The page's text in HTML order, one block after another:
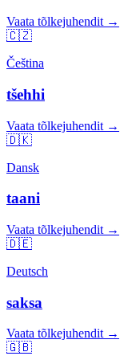
Vaata tõlkejuhendit →
🇨🇿
Čeština
tšehhi
Vaata tõlkejuhendit →
🇩🇰
Dansk
taani
Vaata tõlkejuhendit →
🇩🇪
Deutsch
saksa
Vaata tõlkejuhendit →
🇬🇧